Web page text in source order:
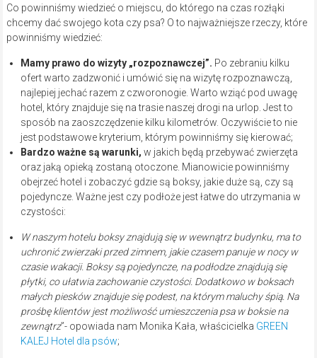
Co powinniśmy wiedzieć o miejscu, do którego na czas rozłąki
chcemy dać swojego kota czy psa? O to najważniejsze rzeczy, które
powinniśmy wiedzieć:
Mamy prawo do wizyty „rozpoznawczej”. Po zebraniu kilku
ofert warto zadzwonić i umówić się na wizytę rozpoznawczą,
najlepiej jechać razem z czworonogie. Warto wziąć pod uwagę
hotel, który znajduje się na trasie naszej drogi na urlop. Jest to
sposób na zaoszczędzenie kilku kilometrów. Oczywiście to nie
jest podstawowe kryterium, którym powinniśmy się kierować;
Bardzo ważne są warunki, w jakich będą przebywać zwierzęta
oraz jaką opieką zostaną otoczone. Mianowicie powinniśmy
obejrzeć hotel i zobaczyć gdzie są boksy, jakie duże są, czy są
pojedyncze. Ważne jest czy podłoże jest łatwe do utrzymania w
czystości:
W naszym hotelu boksy znajdują się w wewnątrz budynku, ma to
uchronić zwierzaki przed zimnem, jakie czasem panuje w nocy w
czasie wakacji. Boksy są pojedyncze, na podłodze znajdują się
płytki, co ułatwia zachowanie czystości. Dodatkowo w boksach
małych piesków znajduje się podest, na którym maluchy śpią. Na
prośbę klientów jest możliwość umieszczenia psa w boksie na
zewnątrz”- opowiada nam Monika Kała, właścicielka GREEN
KALEJ Hotel dla psów;